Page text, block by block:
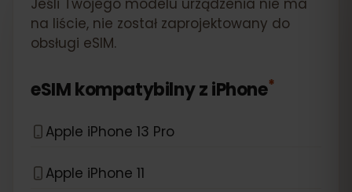
Jeśli Twojego modelu urządzenia nie ma
na liście, nie został zaprojektowany do
obsługi eSIM.
eSIM kompatybilny ziPhone*
Apple iPhone 13 Pro
Apple iPhone 11